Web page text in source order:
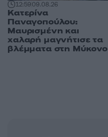
12:5909.08.26
Κατερίνα
Παναγοπούλου:
Μαυρισμένη και
χαλαρή μαγνήτισε τα
βλέμματα στη Μύκονο